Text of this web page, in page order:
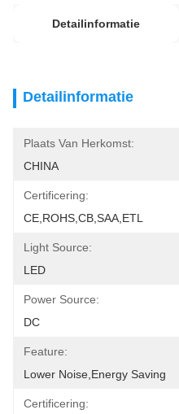
Detailinformatie
Detailinformatie
Plaats Van Herkomst:
CHINA
Certificering:
CE,ROHS,CB,SAA,ETL
Light Source:
LED
Power Source:
DC
Feature:
Lower Noise,Energy Saving
Certificering: